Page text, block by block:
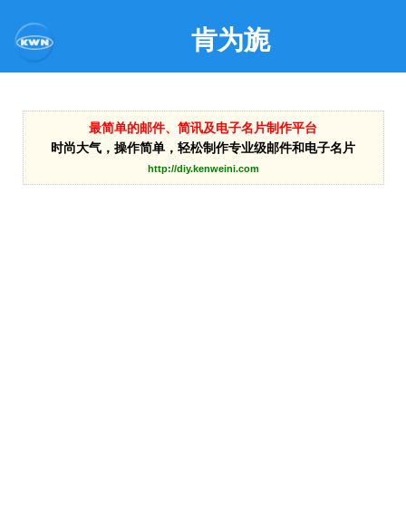
肯为旎
最简单的邮件、简讯及电子名片制作平台
时尚大气，操作简单，轻松制作专业级邮件和电子名片
http://diy.kenweini.com